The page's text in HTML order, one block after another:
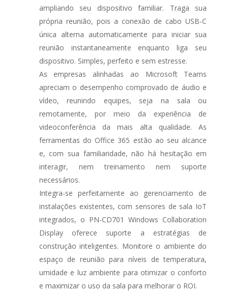
ampliando seu dispositivo familiar. Traga sua
própria reunião, pois a conexão de cabo USB-C
única alterna automaticamente para iniciar sua
reunião instantaneamente enquanto liga seu
dispositivo. Simples, perfeito e sem estresse.
As empresas alinhadas ao Microsoft Teams
apreciam o desempenho comprovado de áudio e
vídeo, reunindo equipes, seja na sala ou
remotamente, por meio da experiência de
videoconferência da mais alta qualidade. As
ferramentas do Office 365 estão ao seu alcance
e, com sua familiaridade, não há hesitação em
interagir, nem treinamento nem suporte
necessários.
Integra-se perfeitamente ao gerenciamento de
instalações existentes, com sensores de sala IoT
integrados, o PN-CD701 Windows Collaboration
Display oferece suporte a estratégias de
construção inteligentes. Monitore o ambiente do
espaço de reunião para níveis de temperatura,
umidade e luz ambiente para otimizar o conforto
e maximizar o uso da sala para melhorar o ROI.